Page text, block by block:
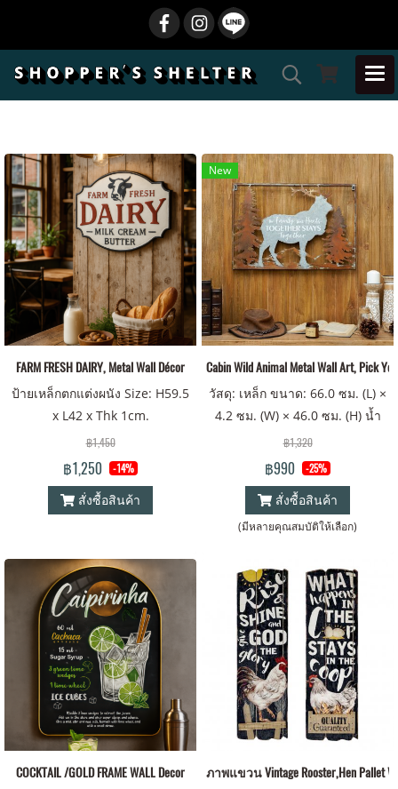
FARM FRESH DAIRY, Metal Wall Décor
ป้ายเหล็กตกแต่งผนัง Size: H59.5
x L42 x Thk 1cm.
฿1,450
฿1,250 -14%
สั่งซื้อสินค้า
New
Cabin Wild Animal Metal Wall Art, Pick
วัสดุ: เหล็ก ขนาด: 66.0 ซม. (L) ×
4.2 ซม. (W) × 46.0 ซม. (H) น้ำ
หนัก: 1.5 กก
฿1,320
฿990 -25%
สั่งซื้อสินค้า
(มีหลายคุณสมบัติให้เลือก)
COCKTAIL /GOLD FRAME WALL Decor
ภาพแขวน Vintage Rooster,Hen Pallet